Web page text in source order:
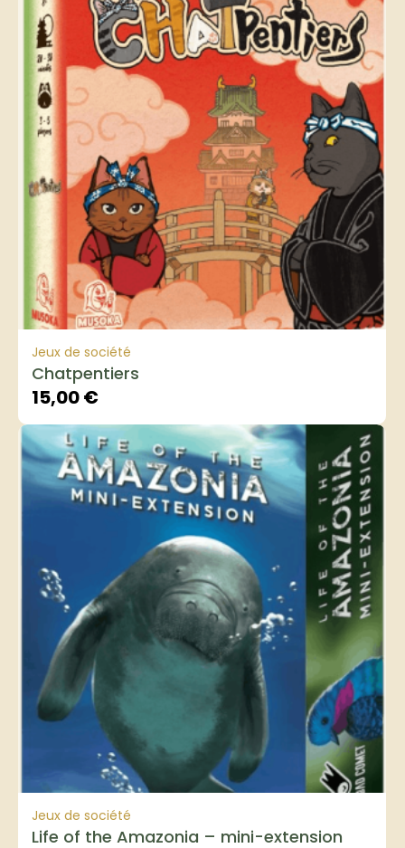
Jeux de société
Chatpentiers
15,00€
Jeux de société
Life of the Amazonia – mini-extension